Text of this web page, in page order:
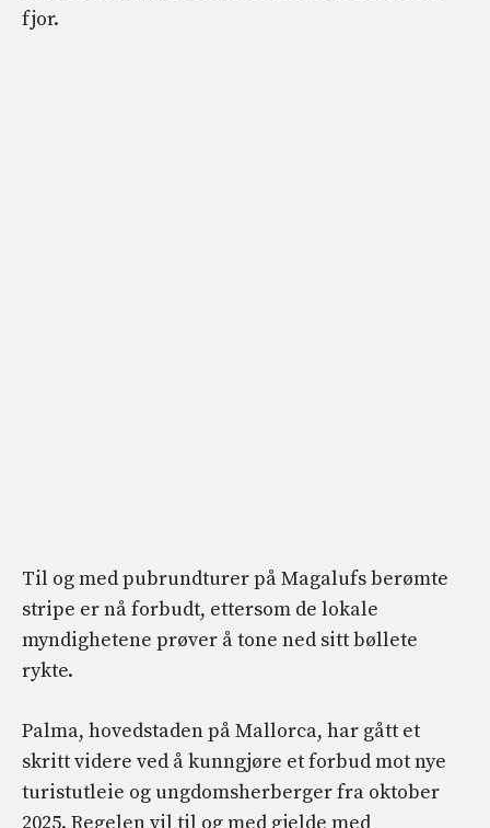
fjor.
Til og med pubrundturer på Magalufs berømte
stripe er nå forbudt, ettersom de lokale
myndighetene prøver å tone ned sitt bøllete
rykte.
Palma, hovedstaden på Mallorca, har gått et
skritt videre ved å kunngjøre et forbud mot nye
turistutleie og ungdomsherberger fra oktober